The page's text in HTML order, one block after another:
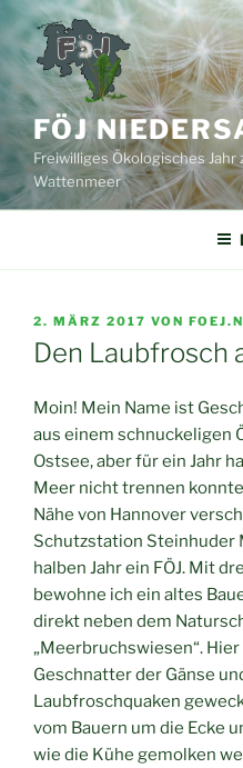
Zum
Inhalt
springen
FÖJ
Freiwilliges Ökologisches Jahr
Wattenmeer
VERÖFFENTLICHT
AM
2. MÄRZ 2017 VON
Den Laubfrosch
Moin! Mein Name ist
aus einem schnuckeligen
Ostsee, aber für ein Jahr
Meer nicht trennen
Nähe von Hannover
Schutzstation Steinhuder
halben Jahr ein FÖJ. Mit
bewohne ich ein altes
direkt neben dem
„Meerbruchswiesen“.
Geschnatter der Gänse
Laubfroschquaken
vom Bauern um die Ecke
wie die Kühe gemolken